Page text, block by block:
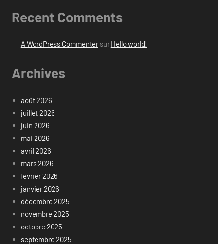
Recent Comments
A WordPress Commentersur Hello world!
Archives
août 2026
juillet 2026
juin 2026
mai 2026
avril 2026
mars 2026
février 2026
janvier 2026
décembre 2025
novembre 2025
octobre 2025
septembre 2025